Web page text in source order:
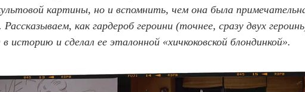
картины, но и вспомнить, чем она была
Рассказываем, как гардероб героини (точнее, сразу двух
историю и сделал ее эталонной «хичкоковской блондинкой».